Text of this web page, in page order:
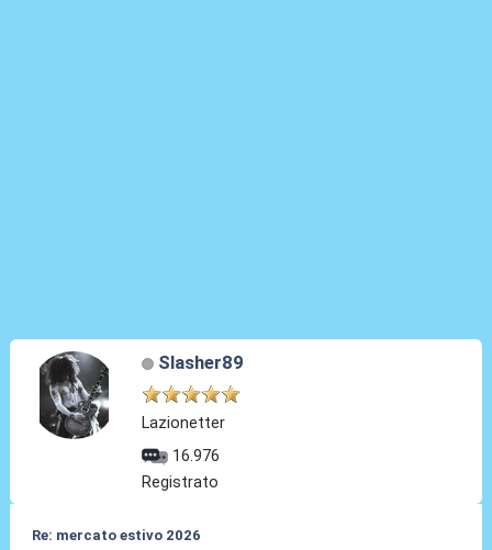
Slasher89
Lazionetter
16.976
Registrato
Re: mercato estivo 2026